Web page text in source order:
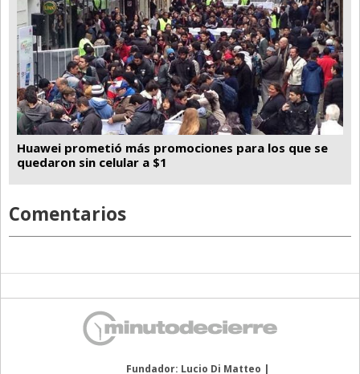
Huawei prometió más promociones para los que se
quedaron sin celular a $1
Comentarios
Fundador: Lucio Di Matteo |